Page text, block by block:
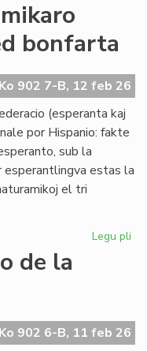
la
bonfarta
902 7-B, 12 feb 26
(esperanta kaj
por Hispanio: fakte
sub la
esperantlingva estas la
el tri
Legu pli
de la
902 6-B, 11 feb 26